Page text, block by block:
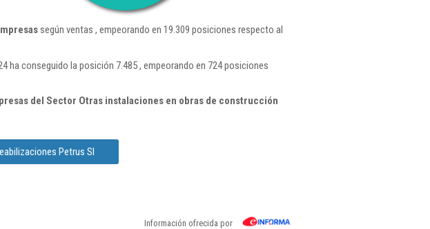
según ventas , empeorando en 19.309 posiciones respecto al
ha conseguido la posición 7.485 , empeorando en 724 posiciones
del Sector Otras instalaciones en obras de construcción
Petrus Sl
Información ofrecida por